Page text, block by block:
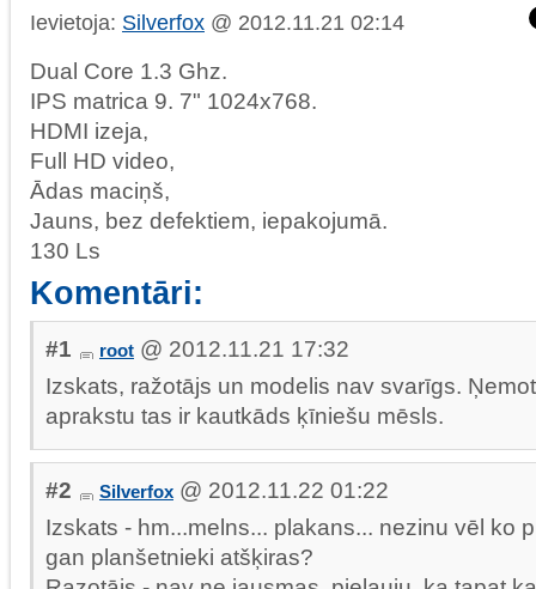
Ievietoja: Silverfox @ 2012.11.21 02:14
Dual Core 1.3 Ghz.
IPS matrica 9. 7" 1024x768.
HDMI izeja,
Full HD video,
Ādas maciņš,
Jauns, bez defektiem, iepakojumā.
130 Ls
Komentāri:
#1 root @ 2012.11.21 17:32
Izskats, ražotājs un modelis nav svarīgs.
aprakstu tas ir kautkāds ķīniešu mēsls.
#2 Silverfox @ 2012.11.22 01:22
Izskats - hm...melns... plakans... nezinu vēl ko
gan planšetnieki atšķiras?